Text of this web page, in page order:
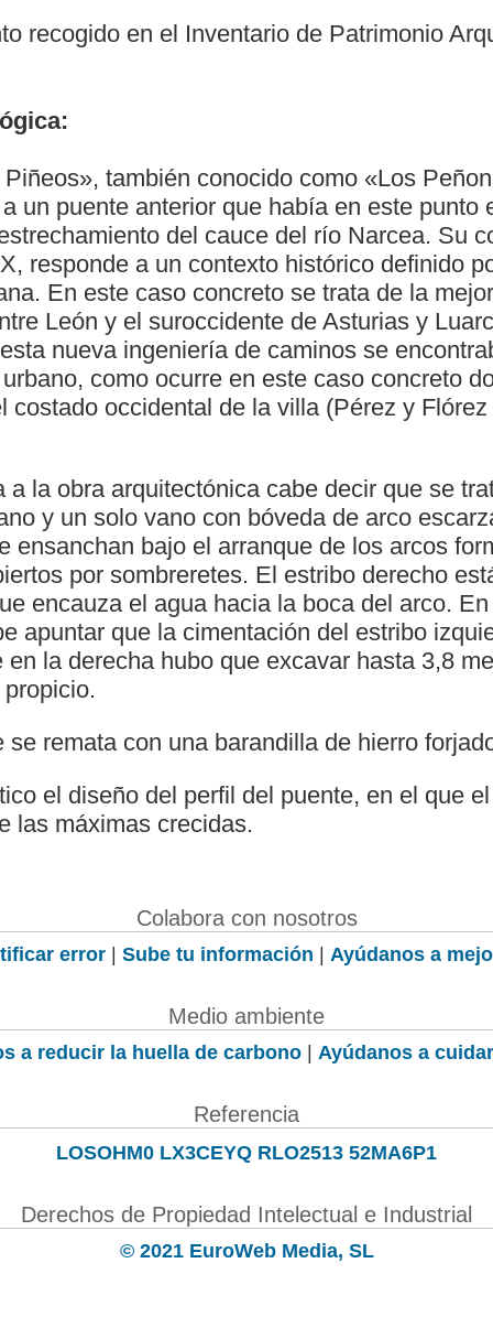
recogido en el Inventario de Patrimonio
también conocido como «Los
un puente anterior que había en este punto
del cauce del río Narcea. Su
responde a un contexto histórico definido
En este caso concreto se trata de la
León y el suroccidente de Asturias y
nueva ingeniería de caminos se
como ocurre en este caso concreto
costado occidental de la villa (Pérez y
a la obra arquitectónica cabe decir que se
y un solo vano con bóveda de arco
ensanchan bajo el arranque de los arcos
por sombreretes. El estribo derecho
encauza el agua hacia la boca del arco.
apuntar que la cimentación del estribo
en la derecha hubo que excavar hasta 3,8
se remata con una barandilla de hierro
el diseño del perfil del puente, en el que
las máximas crecidas.
Colabora con nosotros
error | Sube tu información | Ayúdanos a
Medio ambiente
a reducir la huella de carbono | Ayúdanos a
Referencia
LOSOHM0 LX3CEYQ RLO2513 52MA6P1
Derechos de Propiedad Intelectual e Industrial
© 2021 EuroWeb Media, SL